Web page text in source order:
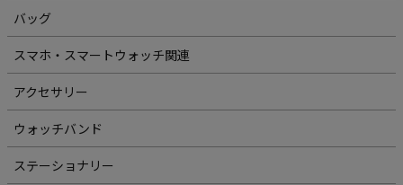
バッグ
スマホ・スマートウォッチ関連
アクセサリー
ウォッチバンド
ステーショナリー